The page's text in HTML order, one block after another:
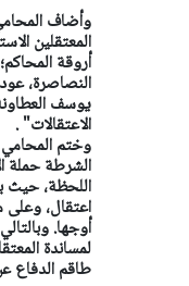
وأضاف
المعتقلين
أروقة
النصاصرة،
يوسف
الاعتقالات" .
وختم
الشرطة حملة
اعتقال،
أوجها.
لمساندة
طاقم الدفاع